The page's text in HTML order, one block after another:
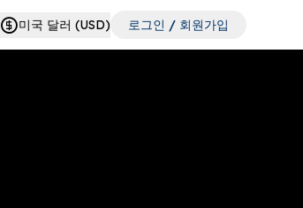
미국 달러 (USD) 로그인 / 회원가입